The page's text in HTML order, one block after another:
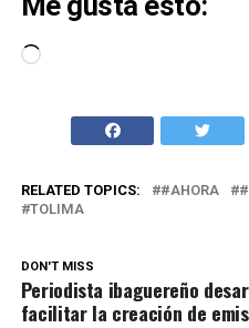
Cargando...
RELATED TOPICS: #AHORA
TOLIMA
DON'T MISS
Periodista ibaguereño
facilitar la creación de